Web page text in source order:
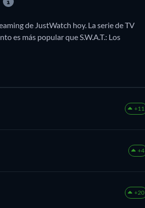
de JustWatch hoy. La serie de TV
es más popular que S.W.A.T.: Los
+11
+4
+20